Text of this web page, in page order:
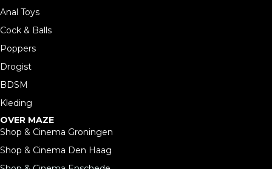
Anal Toys
Cock & Balls
Poppers
Drogist
BDSM
Kleding
OVER MAZE
Shop & Cinema Groningen
Shop & Cinema Den Haag